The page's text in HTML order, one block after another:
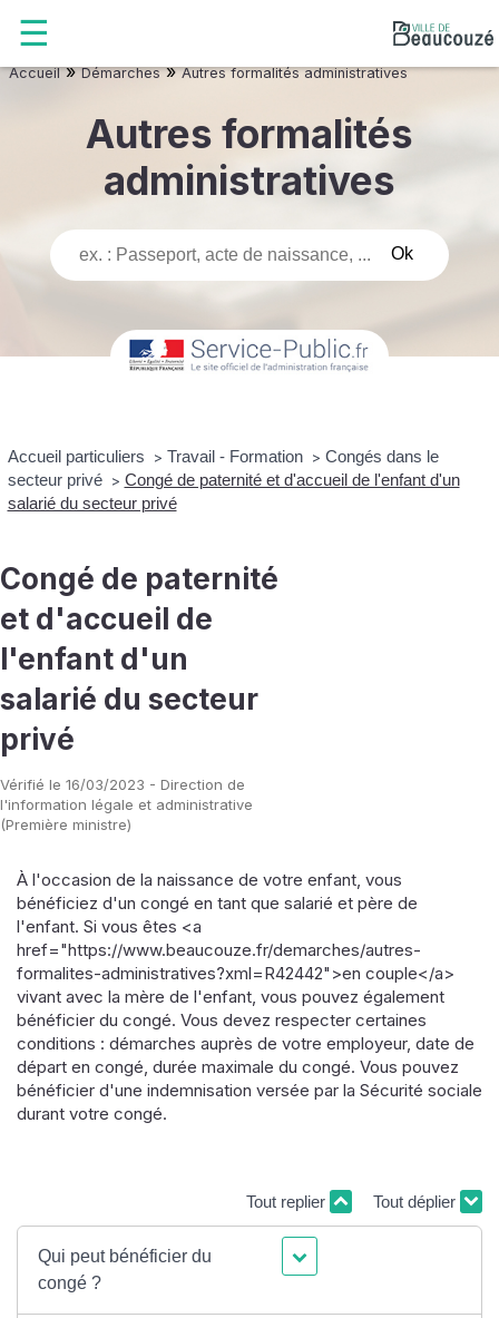
Accueil»Démarches»Autres formalités administratives
Autres formalités
administratives
Accueil particuliers > Travail - Formation > Congés dans le
secteur privé > Congé de paternité et d'accueil de l'enfant d'un
salarié du secteur privé
Congé de paternité
et d'accueil de
l'enfant d'un
salarié du secteur
privé
Vérifié le 16/03/2023 - Direction de
l'information légale et administrative
(Première ministre)
À l'occasion de la naissance de votre enfant, vous
bénéficiez d'un congé en tant que salarié et père de
l'enfant. Si vous êtes <a
href="https://www.beaucouze.fr/demarches/autres-
formalites-administratives?xml=R42442">en couple</a>
vivant avec la mère de l'enfant, vous pouvez également
bénéficier du congé. Vous devez respecter certaines
conditions : démarches auprès de votre employeur, date de
départ en congé, durée maximale du congé. Vous pouvez
bénéficier d'une indemnisation versée par la Sécurité sociale
durant votre congé.
Tout replier Tout déplier
Qui peut bénéficier du
congé ?